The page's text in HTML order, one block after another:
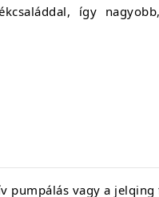
így
pumpálás vagy a